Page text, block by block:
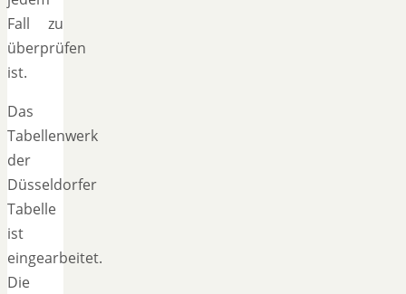
Fall zu
überprüfen
ist.
Das
Tabellenwerk
der
Düsseldorfer
Tabelle
ist
eingearbeitet.
Die